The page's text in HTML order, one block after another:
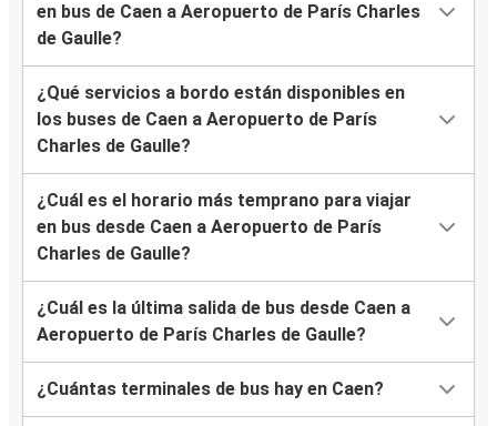
en bus de Caen a Aeropuerto de París Charles
de Gaulle?
¿Qué servicios a bordo están disponibles en
los buses de Caen a Aeropuerto de París
Charles de Gaulle?
¿Cuál es el horario más temprano para viajar
en bus desde Caen a Aeropuerto de París
Charles de Gaulle?
¿Cuál es la última salida de bus desde Caen a
Aeropuerto de París Charles de Gaulle?
¿Cuántas terminales de bus hay en Caen?